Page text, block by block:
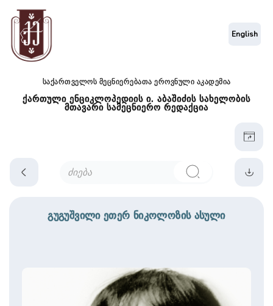
საქართველოს მეცნიერებათა ეროვნული აკადემია
ქართული ენციკლოპედიის ი. აბაშიძის სახელობის
მთავარი სამეცნიერო რედაქცია
English
გუგუშვილი ეთერ ნიკოლოზის ასული